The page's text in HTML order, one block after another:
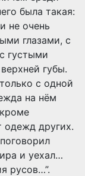
была такая:
не очень
глазами, с
густыми
губы.
с одной
на нём
одежд других.
и уехал…
русов…”.